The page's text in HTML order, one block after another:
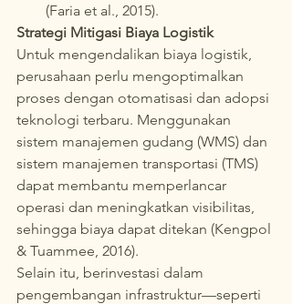
(Faria et al., 2015).
Strategi Mitigasi Biaya Logistik
Untuk mengendalikan biaya logistik,
perusahaan perlu mengoptimalkan
proses dengan otomatisasi dan adopsi
teknologi terbaru. Menggunakan
sistem manajemen gudang (WMS) dan
sistem manajemen transportasi (TMS)
dapat membantu memperlancar
operasi dan meningkatkan visibilitas,
sehingga biaya dapat ditekan (Kengpol
& Tuammee, 2016).
Selain itu, berinvestasi dalam
pengembangan infrastruktur—seperti